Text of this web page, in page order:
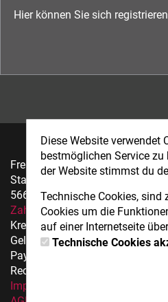
Hier können Sie sich
Freiraum Basecamp
Stadionstr. 77
56626 Andernach
Zahlmethoden
Kreditkarte (ct)
Geldwertkarte
PayPal (ct)
Rechtliche Hinweise
Impressum
Diese Website verwendet
bestmöglichen Service
der Website stimmst du
Technische Cookies, sind
Cookies um die
auf einer Internetseite
Technische Cookies